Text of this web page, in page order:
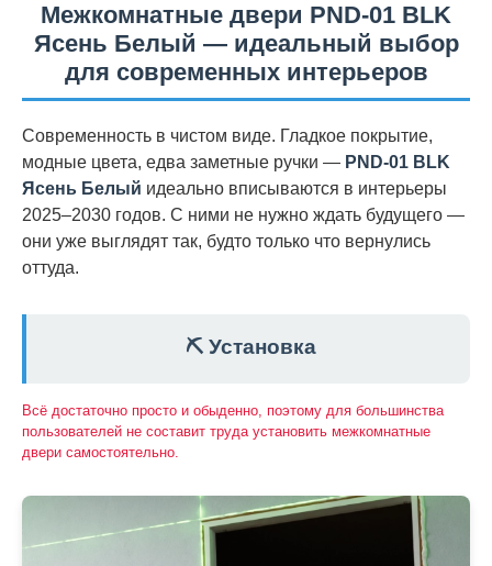
Межкомнатные двери PND-01 BLK
Ясень Белый — идеальный выбор
для современных интерьеров
Современность в чистом виде. Гладкое покрытие,
модные цвета, едва заметные ручки — PND-01 BLK
Ясень Белый идеально вписываются в интерьеры
2025–2030 годов. С ними не нужно ждать будущего —
они уже выглядят так, будто только что вернулись
оттуда.
⛏️ Установка
Всё достаточно просто и обыденно, поэтому для большинства
пользователей не составит труда установить межкомнатные
двери самостоятельно.